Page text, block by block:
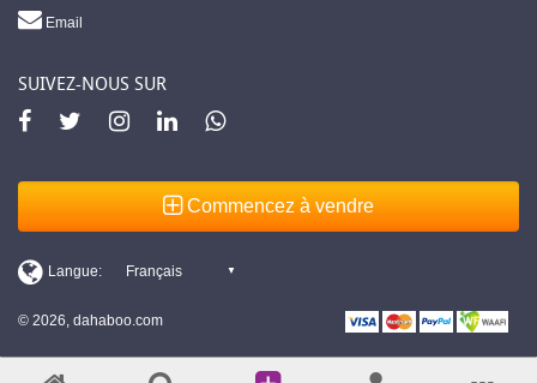
Email
SUIVEZ-NOUS SUR
Commencez à vendre
© 2026, dahaboo.com